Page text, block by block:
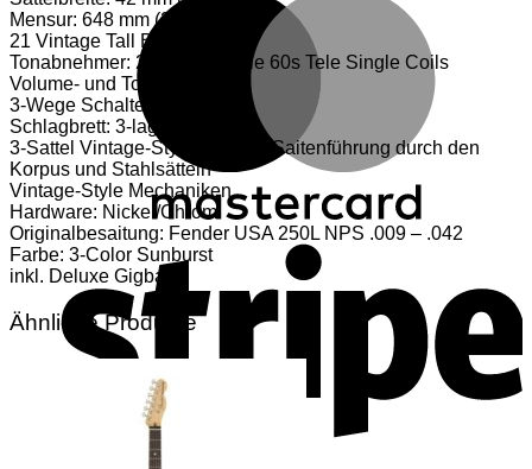
Mensur: 648 mm (25,5″)
21 Vintage Tall Bünde
Tonabnehmer: 2 Vintage-Style 60s Tele Single Coils
Volume- und Tonregler
3-Wege Schalter
Schlagbrett: 3-lagig Pearloid
3-Sattel Vintage-Style Steg mit Saitenführung durch den
Korpus und Stahlsätteln
Vintage-Style Mechaniken
Hardware: Nickel/Chrom
Originalbesaitung: Fender USA 250L NPS .009 – .042
Farbe: 3-Color Sunburst
inkl. Deluxe Gigbag
Ähnliche Produkte